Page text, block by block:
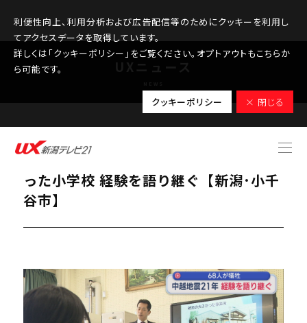
利便性向上、利用分析および広告配信等のためにクッキーを利用し
てアクセスデータを取得しています。
詳しくは「クッキーポリシー」をご覧ください。オプトアウトもこちらか
ら可能です。
クッキーポリシー × 閉じる
2025.10.23
【中越地震から21年】当時避難所とな
った小学校 経験を語り継ぐ【新潟･小千
谷市】